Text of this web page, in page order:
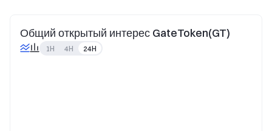
Общий открытый интерес GateToken(GT)
1H 4H 24H